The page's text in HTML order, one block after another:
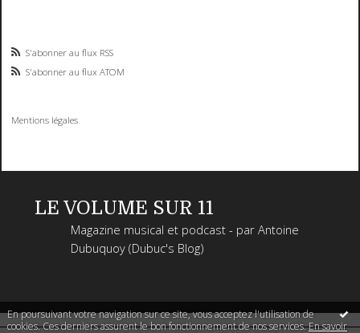
En poursuivant votre navigation sur ce site, vous acceptez l'utilisation de
cookies. Ces derniers assurent le bon fonctionnement de nos services.En savoir
S'abonner au flux RSS
S'abonner au flux ATOM
Mentions légales
LE VOLUME SUR 11
Magazine musical et podcast - par Antoine
Dubuquoy (Dubuc's Blog)